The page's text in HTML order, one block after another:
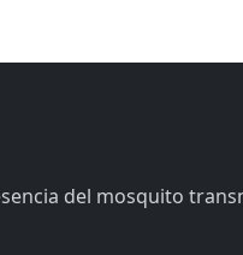
del mosquito